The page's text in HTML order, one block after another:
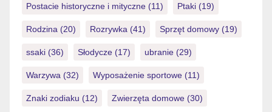
Postacie historyczne i mityczne (11) Ptaki (19)
Rodzina (20) Rozrywka (41) Sprzęt domowy (19)
ssaki (36) Słodycze (17) ubranie (29)
Warzywa (32) Wyposażenie sportowe (11)
Znaki zodiaku (12) Zwierzęta domowe (30)